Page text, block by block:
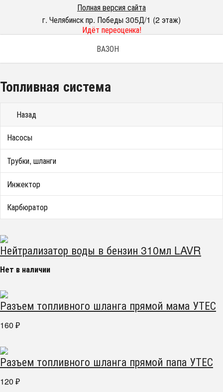
Полная версия сайта
г. Челябинск пр. Победы 305Д/1 (2 этаж)
Идёт переоценка!
ВАЗОН
Топливная система
Назад
Насосы
Трубки, шланги
Инжектор
Карбюратор
Нейтрализатор воды в бензин 310мл LAVR
Нет в наличии
Разъем топливного шланга прямой мама УТЕС
160 ₽
Разъем топливного шланга прямой папа УТЕС
120 ₽